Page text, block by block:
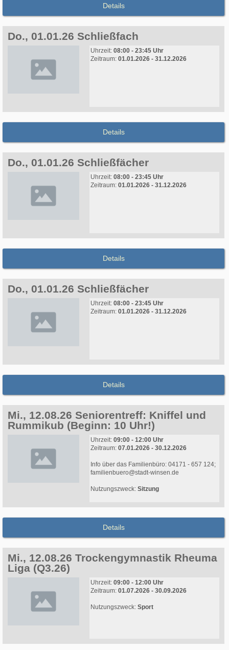
Details
Do., 01.01.26 Schließfach
Uhrzeit: 08:00 - 23:45 Uhr
Zeitraum: 01.01.2026 - 31.12.2026
Details
Do., 01.01.26 Schließfächer
Uhrzeit: 08:00 - 23:45 Uhr
Zeitraum: 01.01.2026 - 31.12.2026
Details
Do., 01.01.26 Schließfächer
Uhrzeit: 08:00 - 23:45 Uhr
Zeitraum: 01.01.2026 - 31.12.2026
Details
Mi., 12.08.26 Seniorentreff: Kniffel und
Rummikub (Beginn: 10 Uhr!)
Uhrzeit: 09:00 - 12:00 Uhr
Zeitraum: 07.01.2026 - 30.12.2026
Info über das Familienbüro: 04171 - 657 124;
familienbuero@stadt-winsen.de
Nutzungszweck: Sitzung
Details
Mi., 12.08.26 Trockengymnastik Rheuma
Liga (Q3.26)
Uhrzeit: 09:00 - 12:00 Uhr
Zeitraum: 01.07.2026 - 30.09.2026
Nutzungszweck: Sport